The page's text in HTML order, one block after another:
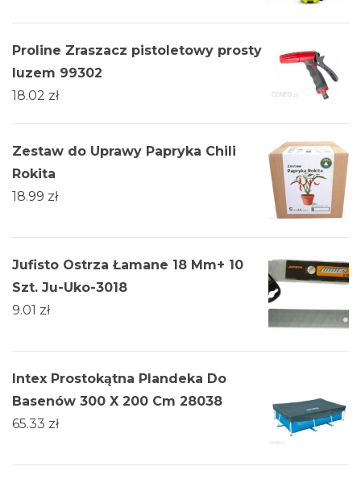
Proline Zraszacz pistoletowy prosty
luzem 99302
18.02 zł
Zestaw do Uprawy Papryka Chili
Rokita
18.99 zł
Jufisto Ostrza Łamane 18 Mm+ 10
Szt. Ju-Uko-3018
9.01 zł
Intex Prostokątna Plandeka Do
Basenów 300 X 200 Cm 28038
65.33 zł